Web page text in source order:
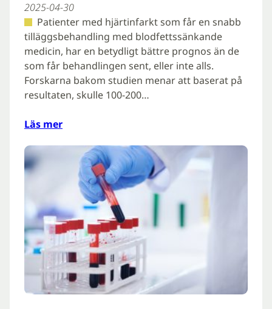
2025-04-30
Patienter med hjärtinfarkt som får en snabb
tilläggsbehandling med blodfettssänkande
medicin, har en betydligt bättre prognos än de
som får behandlingen sent, eller inte alls.
Forskarna bakom studien menar att baserat på
resultaten, skulle 100-200…
Läs mer